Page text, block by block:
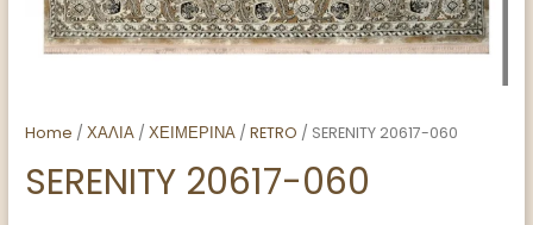
Home /ΧΑΛΙΑ /ΧΕΙΜΕΡΙΝΑ /RETRO / SERENITY 20617-060
SERENITY 20617-060